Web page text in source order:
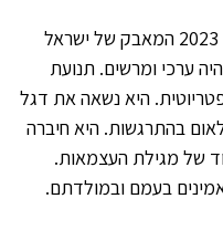
הנגע השני היה הנגע המצרי. בראשית 2023 המאבק של ישראל
ערכי ומרשים. תנועת
היא נשאה את דגל
בהתרגשות. היא חיברה
של מגילת העצמאות.
בעמם ובמולדתם.